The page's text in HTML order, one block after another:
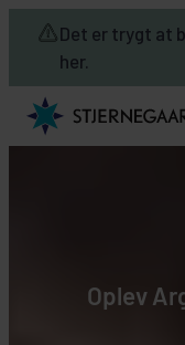
Det er trygt at
her.
Skip to main content
Oplev